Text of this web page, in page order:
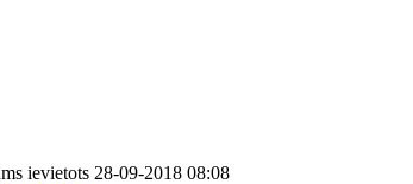
ievietots 28-09-2018 08:08